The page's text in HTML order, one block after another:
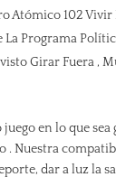
Atómico 102 Vivir
La Programa
Girar Fuera ,
en lo que sea
. Nuestra
dar a luz la